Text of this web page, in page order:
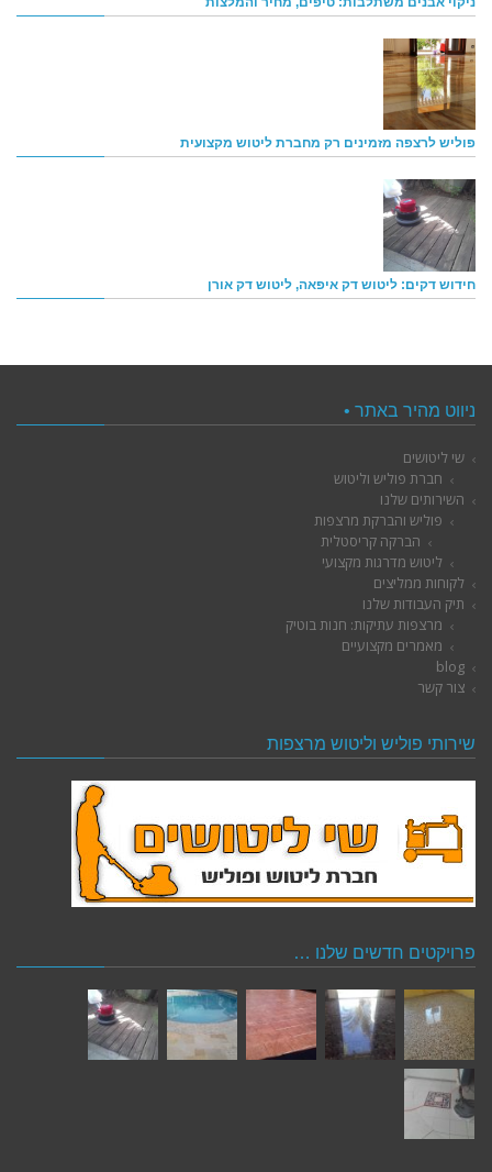
פוליש לרצפה מזמינים רק מחברת ליטוש מקצועית
חידוש דקים: ליטוש דק איפאה, ליטוש דק אורן
ניווט מהיר באתר •
שי ליטושים
חברת פוליש וליטוש
השירותים שלנו
פוליש והברקת מרצפות
הברקה קריסטלית
ליטוש מדרגות מקצועי
לקוחות ממליצים
תיק העבודות שלנו
מרצפות עתיקות: חנות בוטיק
מאמרים מקצועיים
blog
צור קשר
שירותי פוליש וליטוש מרצפות
פרויקטים חדשים שלנו …